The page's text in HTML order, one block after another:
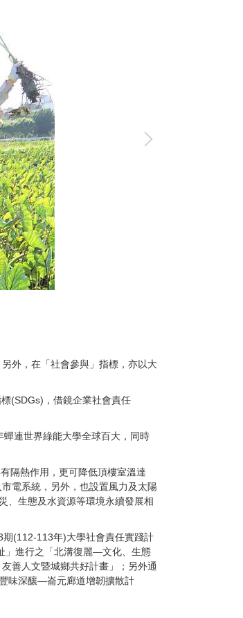
外，在「社會參與」指標，亦以大
(SDGs)，借鏡企業社會責任
連世界綠能大學全球百大，同時
隔熱作用，更可降低頂樓室溫達
電系統，另外，也設置風力及太陽
、生態及水資源等環境永續發展相
(112-113年)大學社會責任實踐計
」進行之「北溝復麗—文化、生態
善人文暨城鄉共好計畫」；另外通
味深釀—崙元廊道增韌擴散計